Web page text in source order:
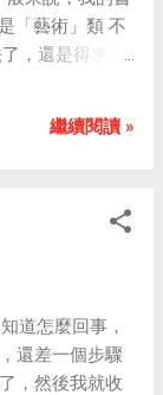
「藝術」類 不
，還是得求助
的書竟被放在
， 「倚天屠龍
繼續閱讀 »
道怎麼回事，
還差一個步驟
，然後我就收